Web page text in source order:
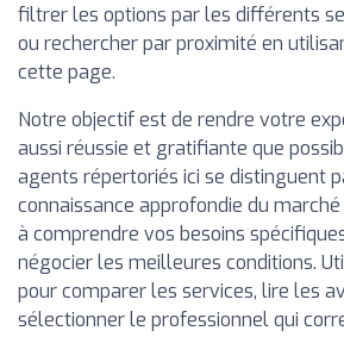
filtrer les options par les différents
ou rechercher par proximité en
cette page.
Notre objectif est de rendre votre
aussi réussie et gratifiante que
agents répertoriés ici se distinguent
connaissance approfondie du
à comprendre vos besoins
négocier les meilleures conditions.
pour comparer les services, lire les
sélectionner le professionnel qui